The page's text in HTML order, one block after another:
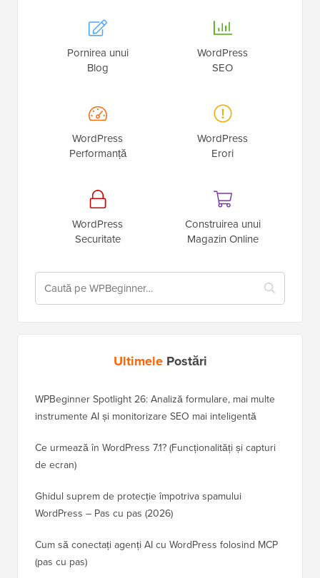
Pornirea unui
Blog
WordPress
SEO
WordPress
Performanță
WordPress
Erori
WordPress
Securitate
Construirea unui
Magazin Online
UltimelePostări
WPBeginner Spotlight 26: Analiză formulare, mai multe
instrumente AI și monitorizare SEO mai inteligentă
Ce urmează în WordPress 7.1? (Funcționalități și capturi
de ecran)
Ghidul suprem de protecție împotriva spamului
WordPress – Pas cu pas (2026)
Cum să conectați agenți AI cu WordPress folosind MCP
(pas cu pas)